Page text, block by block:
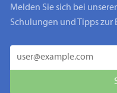
Melden Sie sich bei
Schulungen und Tipps